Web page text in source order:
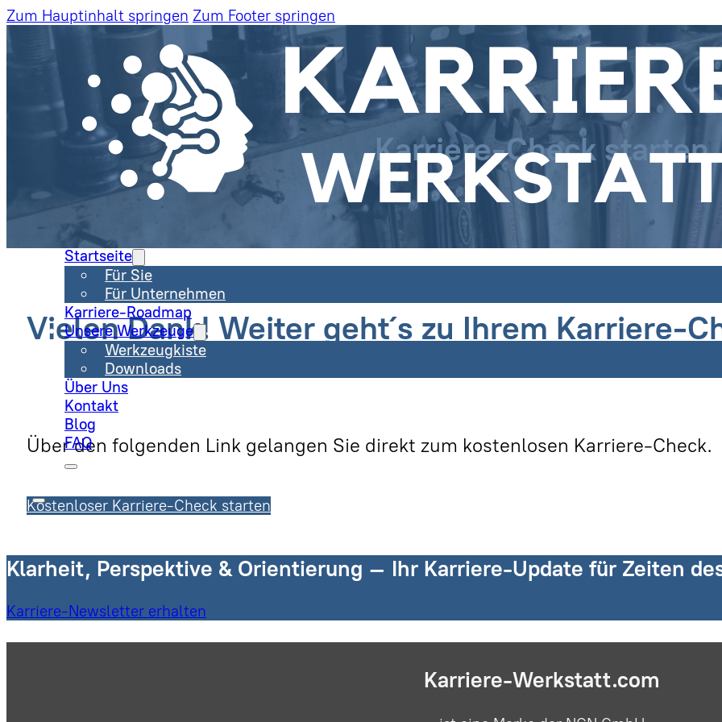
Zum Hauptinhalt springen Zum Footer springen
Startseite
Für Sie
Für Unternehmen
Karriere-Roadmap
Unsere Werkzeuge
Werkzeugkiste
Downloads
Über Uns
Kontakt
Blog
FAQ
Karriere-Check starten
Vielen Dank! Weiter geht´s zu Ihrem Karriere-
Über den folgenden Link gelangen Sie direkt zum kostenlosen Karriere-Check.
Kostenloser Karriere-Check starten
Klarheit, Perspektive & Orientierung – Ihr Karriere-Update für Zeiten
Karriere-Newsletter erhalten
Karriere-Werkstatt.com